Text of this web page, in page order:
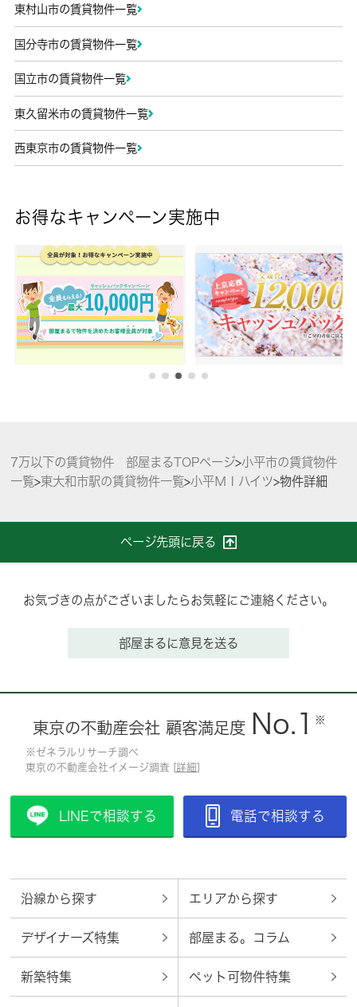
東村山市の賃貸物件一覧
国分寺市の賃貸物件一覧
国立市の賃貸物件一覧
東久留米市の賃貸物件一覧
西東京市の賃貸物件一覧
お得なキャンペーン実施中
7万以下の賃貸物件 部屋まるTOPページ>小平市の賃貸物件
一覧>東大和市駅の賃貸物件一覧>小平ＭＩハイツ>物件詳細
ページ先頭に戻る
お気づきの点がございましたらお気軽にご連絡ください。
部屋まるに意見を送る
東京の不動産会社 顧客満足度 No.1 ※
※ゼネラルリサーチ調べ
東京の不動産会社イメージ調査 [詳細]
LINEで相談する 電話で相談する
沿線から探す エリアから探す
デザイナーズ特集 部屋まる。コラム
新築特集 ペット可物件特集